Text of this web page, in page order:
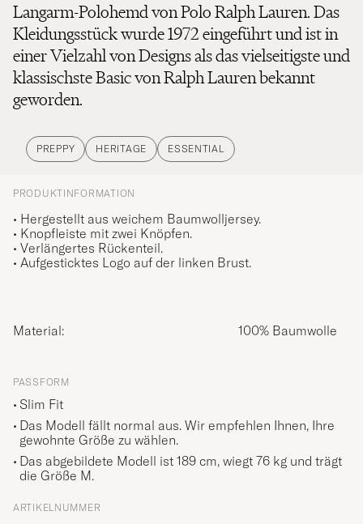
Langarm-Polohemd von Polo Ralph Lauren. Das
Kleidungsstück wurde 1972 eingeführt und ist in
einer Vielzahl von Designs als das vielseitigste und
klassischste Basic von Ralph Lauren bekannt
geworden.
PREPPY HERITAGE ESSENTIAL
PRODUKTINFORMATION
• Hergestellt aus weichem Baumwolljersey.
• Knopfleiste mit zwei Knöpfen.
• Verlängertes Rückenteil.
• Aufgesticktes Logo auf der linken Brust.
Material: 100% Baumwolle
PASSFORM
Slim Fit
Das Modell fällt normal aus. Wir empfehlen Ihnen, Ihre
gewohnte Größe zu wählen.
Das abgebildete Modell ist 189 cm, wiegt 76 kg und trägt
die Größe M.
ARTIKELNUMMER